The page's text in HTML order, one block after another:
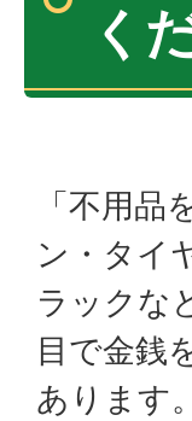
く
「不用
ン・タイ
ラックな
目で金銭
あります。